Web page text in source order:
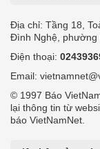
Địa chỉ: Tầng 18,
Đình Nghệ, phường
Điện thoại:
Email:
© 1997 Báo
lại thông tin từ
báo VietNamNet.